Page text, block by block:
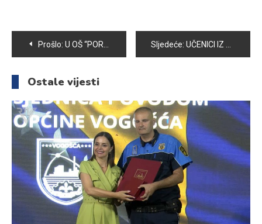
Navigacija
članaka
Prošlo: U OŠ “PORODICE EF. RAMIĆ” ODRŽANO TAKMIČENJE IZ MATEMATIKE ZA OSNOVCE Sljedeće: UČENICI IZ VOGOŠĆE POSJETILI POTOČARE
Ostale vijesti